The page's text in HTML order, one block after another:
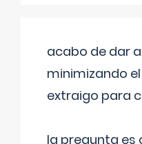
acabo de dar
minimizando
extraigo para
la pregunta es